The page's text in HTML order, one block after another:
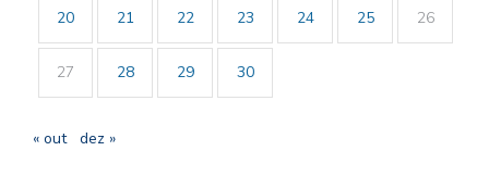
20 21 22 23 24 25 26
27 28 29 30
« out dez »